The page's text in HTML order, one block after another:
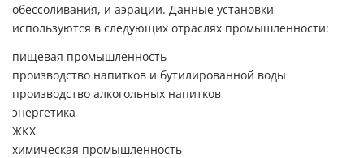
обессоливания, и аэрации. Данные установки
используются в следующих отраслях промышленности:
пищевая промышленность
производство напитков и бутилированной воды
производство алкогольных напитков
энергетика
ЖКХ
химическая промышленность